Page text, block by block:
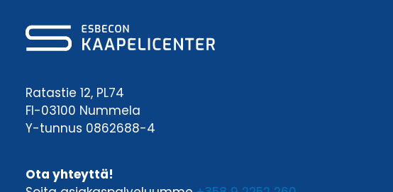
Ratastie 12, PL74
FI-03100 Nummela
Y-tunnus 0862688-4
Ota yhteyttä!